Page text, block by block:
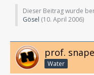
Dieser Beitrag wurde
Gösel (10. April 2006)
prof. snape
Water